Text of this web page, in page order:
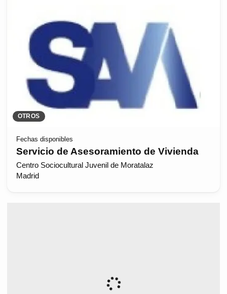
OTROS
Fechas disponibles
Servicio de Asesoramiento de Vivienda
Centro Sociocultural Juvenil de Moratalaz
Madrid